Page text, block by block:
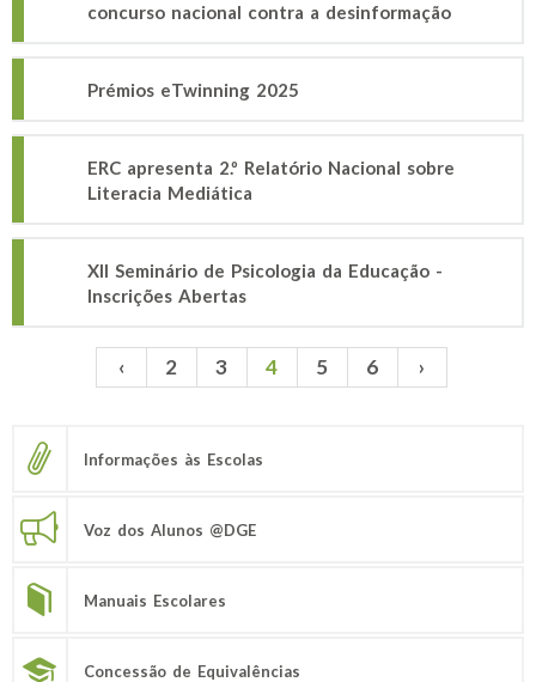
concurso nacional contra a desinformação
Prémios eTwinning 2025
ERC apresenta 2.º Relatório Nacional sobre
Literacia Mediática
XII Seminário de Psicologia da Educação -
Inscrições Abertas
Páginas ‹ 2 3 4 5 6 ›
Informações às Escolas
Voz dos Alunos @DGE
Manuais Escolares
Concessão de Equivalências